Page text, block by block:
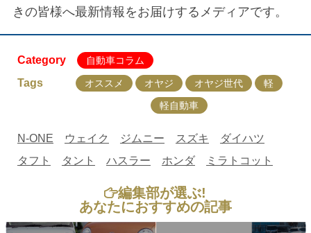
きの皆様へ最新情報をお届けするメディアです。
Category 自動車コラム
Tags オススメ オヤジ オヤジ世代
軽
軽自動車
N-ONE ウェイク ジムニー スズキ
ダイハツ
タフト
タント ハスラー ホンダ ミラトコット
編集部が選ぶ!
あなたにおすすめの記事